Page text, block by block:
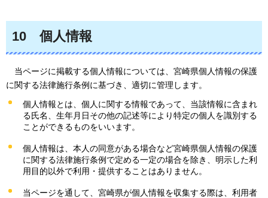
10 個人情報
当ページに掲載する個人情報については、宮崎県個人情報の保護
に関する法律施行条例に基づき、適切に管理します。
個人情報とは、個人に関する情報であって、当該情報に含まれ
る氏名、生年月日その他の記述等により特定の個人を識別する
ことができるものをいいます。
個人情報は、本人の同意がある場合など宮崎県個人情報の保護
に関する法律施行条例で定める一定の場合を除き、明示した利
用目的以外で利用・提供することはありません。
当ページを通して、宮崎県が個人情報を収集する際は、利用者